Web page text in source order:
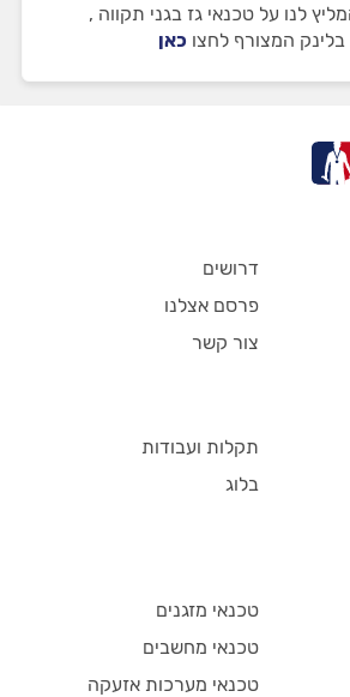
לנו על טכנאי גז בגני תקווה ,
המצורף לחצו כאן
דרושים
פרסם אצלנו
צור קשר
תקלות ועבודות
בלוג
טכנאי מזגנים
טכנאי מחשבים
טכנאי מערכות אזעקה